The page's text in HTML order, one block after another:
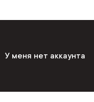
У меня нет аккаунта